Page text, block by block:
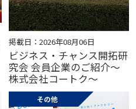
掲載日：2026年08月06日
ビジネス・チャンス開拓研
究会 会員企業のご紹介～
株式会社コートク～
その他